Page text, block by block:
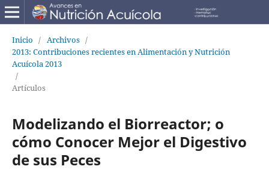
Inicio / Archivos /
2013: Contribuciones recientes en Alimentación y Nutrición
Acuícola 2013
/
Artículos
Modelizando el Biorreactor; o
cómo Conocer Mejor el Digestivo
de sus Peces